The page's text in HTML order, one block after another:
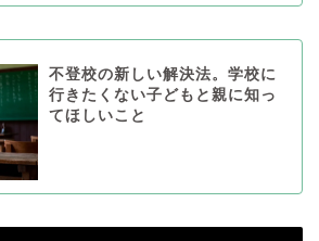
不登校の新しい解決法。学校に
行きたくない子どもと親に知っ
てほしいこと